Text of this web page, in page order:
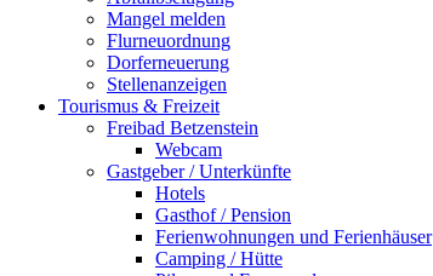
Mangel melden
Flurneuordnung
Dorferneuerung
Stellenanzeigen
Tourismus & Freizeit
Freibad Betzenstein
Webcam
Gastgeber / Unterkünfte
Hotels
Gasthof / Pension
Ferienwohnungen und Ferienhäuser
Camping / Hütte